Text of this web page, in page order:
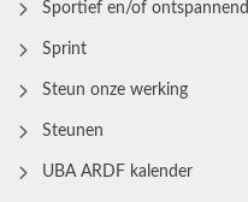
Sportief en/of ontspannend
Sprint
Steun onze werking
Steunen
UBA ARDF kalender